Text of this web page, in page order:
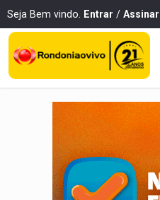
Seja Bem vindo. Entrar / Assinar